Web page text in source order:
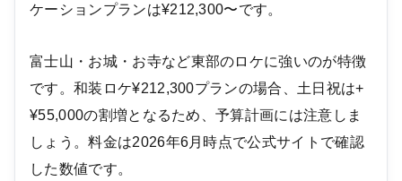
ケーションプランは¥212,300〜です。
富士山・お城・お寺など東部のロケに強いのが特徴
です。和装ロケ¥212,300プランの場合、土日祝は+
¥55,000の割増となるため、予算計画には注意しま
しょう。料金は2026年6月時点で公式サイトで確認
した数値です。